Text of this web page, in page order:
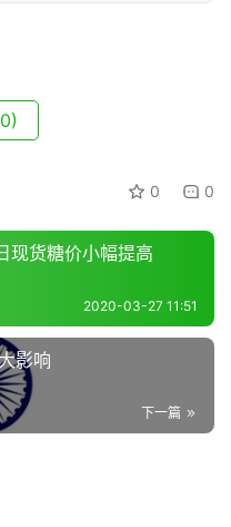
0 0
现货糖价小幅提高
2020-03-27 11:51
影响
下一篇